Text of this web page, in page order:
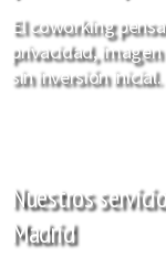
El coworking
privacidad,
sin inversión inicial.
Nuestros
Madrid